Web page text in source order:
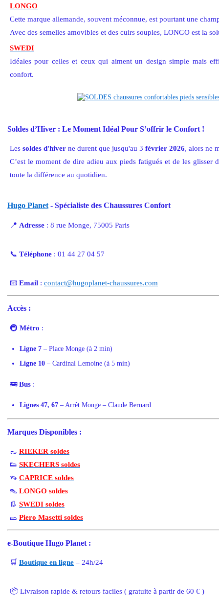
LONGO
Cette marque allemande, souvent méconnue, est pourtant une
Avec des semelles amovibles et des cuirs souples, LONGO est la
SWEDI
Idéales pour celles et ceux qui aiment un design simple mais
confort.
Soldes d’Hiver : Le Moment Idéal Pour S’offrir le Confort !
Les soldes d'hiver ne durent que jusqu'au 3 février 2026, alors ne
C’est le moment de dire adieu aux pieds fatigués et de les glisser
toute la différence au quotidien.
Hugo Planet- Spécialiste des Chaussures Confort
📍 Adresse : 8 rue Monge, 75005 Paris
📞 Téléphone : 01 44 27 04 57
📧 Email : contact@hugoplanet-chaussures.com
Accès :
🚇 Métro :
Ligne 7 – Place Monge (à 2 min)
Ligne 10 – Cardinal Lemoine (à 5 min)
🚌Bus :
Lignes 47, 67 – Arrêt Monge – Claude Bernard
Marques Disponibles :
👞 RIEKER soldes
👟 SKECHERS soldes
👡 CAPRICE soldes
👠 LONGO soldes
👢 SWEDI soldes
🥿 Piero Masetti soldes
e-Boutique Hugo Planet :
🛒 Boutique en ligne – 24h/24
📦 Livraison rapide & retours faciles ( gratuite à partir de 60 € )